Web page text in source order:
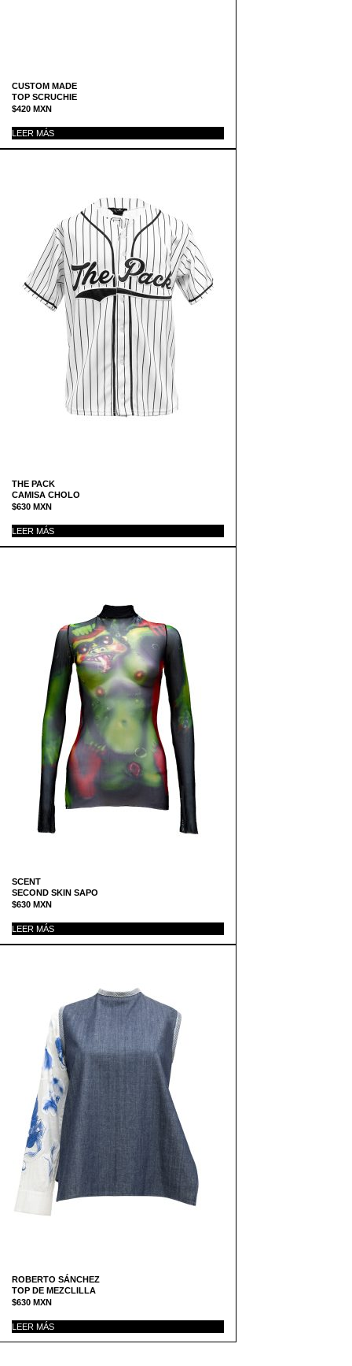
CUSTOM MADE
TOP SCRUCHIE
$420 MXN
LEER MÁS
THE PACK
CAMISA CHOLO
$630 MXN
LEER MÁS
SCENT
SECOND SKIN SAPO
$630 MXN
LEER MÁS
ROBERTO SÁNCHEZ
TOP DE MEZCLILLA
$630 MXN
LEER MÁS